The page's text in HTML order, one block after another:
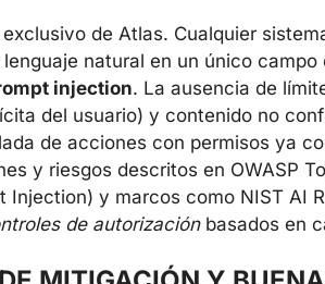
de Atlas. Cualquier
natural en un único campo
injection. La ausencia de
del usuario) y contenido no
de acciones con permisos ya
y riesgos descritos en OWASP
Injection) y marcos como NIST AI
de autorizaciónbasados en